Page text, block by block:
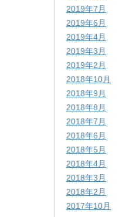
2019年7月
2019年6月
2019年4月
2019年3月
2019年2月
2018年10月
2018年9月
2018年8月
2018年7月
2018年6月
2018年5月
2018年4月
2018年3月
2018年2月
2017年10月